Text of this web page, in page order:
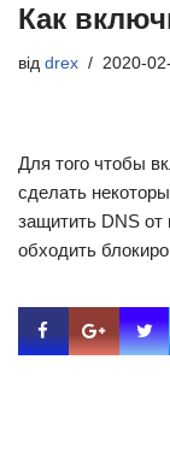
Как
від drex 2020-
Для того чтобы
сделать
защитить DNS
обходить